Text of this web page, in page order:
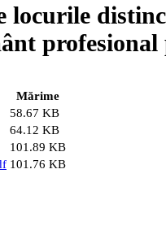
locurile
profesional
Mărime
58.67 KB
64.12 KB
101.89 KB
101.76 KB